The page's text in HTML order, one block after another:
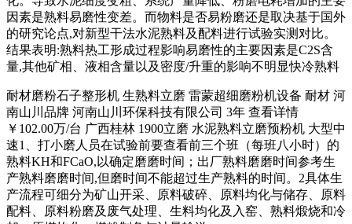
因素是熟料易磨性变差。而物料是否易粉磨还是取决基于国外
的研究论点,对新型干法水泥熟料及配料进行试验实测对比。
结果表明:熟料热工形成过程影响易磨性的主要因素是C2S含
量,其他矿相、液相含量以及密度/升重的影响不明显快冷熟料
耐材磨粉石子整形机 生熟料立磨 雷蒙超细磨粉机设备 耐材 河
南山川品牌 河南山川环保科技有限公司 3年 查看详情
￥102.00万/台 广西桂林 1900立磨 水泥熟料立磨预粉机 大型中
速1、打小磨人员在试验前要查看前三个班（每班八小时）的
熟料KH和FCaO,以确定磨磨时间；出厂熟料磨磨时间参考生
产熟料磨磨时间,但磨时间不能超过生产熟料的时间。2具体生
产流程可细分为矿山开采、原料破碎、原料均化与储存、原料
配料、原料粉磨及废气处理、生料均化及入窑、熟料煅烧和冷